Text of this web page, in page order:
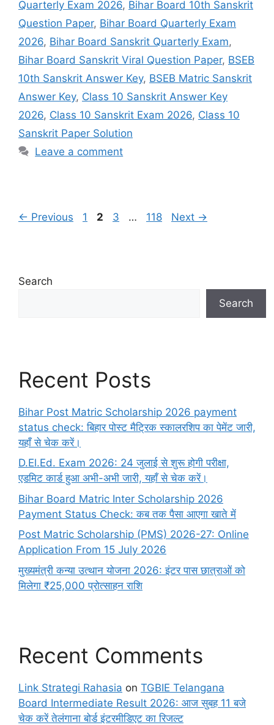
Quarterly Exam 2026, Bihar Board 10th Sanskrit
Question Paper, Bihar Board Quarterly Exam
2026, Bihar Board Sanskrit Quarterly Exam,
Bihar Board Sanskrit Viral Question Paper, BSEB
10th Sanskrit Answer Key, BSEB Matric Sanskrit
Answer Key, Class 10 Sanskrit Answer Key
2026, Class 10 Sanskrit Exam 2026, Class 10
Sanskrit Paper Solution
Leave a comment
← Previous Page
1 Page
2 Page
3 … Page
118 Next →
Search
Search
Recent Posts
Bihar Post Matric Scholarship 2026 payment
status check: बिहार पोस्ट मैट्रिक स्कालरशिप का पेमेंट जारी,
यहाँ से चेक करें।
D.El.Ed. Exam 2026: 24 जुलाई से शुरू होगी परीक्षा,
एडमिट कार्ड हुआ अभी-अभी जारी, यहाँ से चेक करें।
Bihar Board Matric Inter Scholarship 2026
Payment Status Check: कब तक पैसा आएगा खाते में
Post Matric Scholarship (PMS) 2026-27: Online
Application From 15 July 2026
मुख्यमंत्री कन्या उत्थान योजना 2026: इंटर पास छात्राओं को
मिलेगा ₹25,000 प्रोत्साहन राशि
Recent Comments
Link Strategi Rahasia on TGBIE Telangana
Board Intermediate Result 2026: आज सुबह 11 बजे
चेक करें तेलंगाना बोर्ड इंटरमीडिएट का रिजल्ट